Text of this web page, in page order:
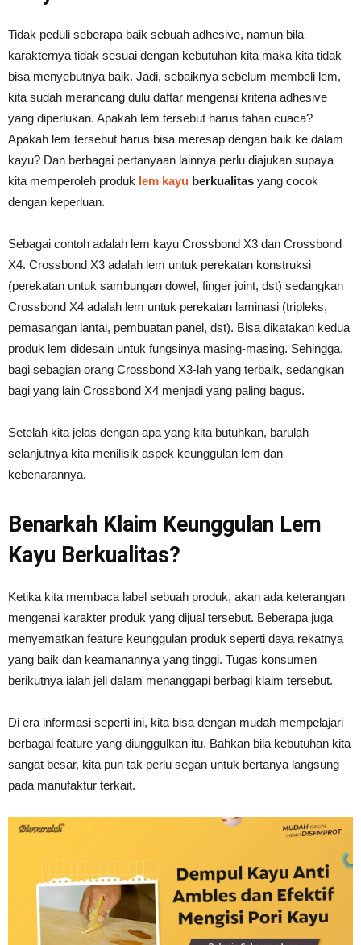
Tidak peduli seberapa baik sebuah adhesive, namun bila
karakternya tidak sesuai dengan kebutuhan kita maka kita tidak
bisa menyebutnya baik. Jadi, sebaiknya sebelum membeli lem,
kita sudah merancang dulu daftar mengenai kriteria adhesive
yang diperlukan. Apakah lem tersebut harus tahan cuaca?
Apakah lem tersebut harus bisa meresap dengan baik ke dalam
kayu? Dan berbagai pertanyaan lainnya perlu diajukan supaya
kita memperoleh produk lem kayu berkualitas yang cocok
dengan keperluan.
Sebagai contoh adalah lem kayu Crossbond X3 dan Crossbond
X4. Crossbond X3 adalah lem untuk perekatan konstruksi
(perekatan untuk sambungan dowel, finger joint, dst) sedangkan
Crossbond X4 adalah lem untuk perekatan laminasi (tripleks,
pemasangan lantai, pembuatan panel, dst). Bisa dikatakan kedua
produk lem didesain untuk fungsinya masing-masing. Sehingga,
bagi sebagian orang Crossbond X3-lah yang terbaik, sedangkan
bagi yang lain Crossbond X4 menjadi yang paling bagus.
Setelah kita jelas dengan apa yang kita butuhkan, barulah
selanjutnya kita menilisik aspek keunggulan lem dan
kebenarannya.
Benarkah Klaim Keunggulan Lem
Kayu Berkualitas?
Ketika kita membaca label sebuah produk, akan ada keterangan
mengenai karakter produk yang dijual tersebut. Beberapa juga
menyematkan feature keunggulan produk seperti daya rekatnya
yang baik dan keamanannya yang tinggi. Tugas konsumen
berikutnya ialah jeli dalam menanggapi berbagi klaim tersebut.
Di era informasi seperti ini, kita bisa dengan mudah mempelajari
berbagai feature yang diunggulkan itu. Bahkan bila kebutuhan kita
sangat besar, kita pun tak perlu segan untuk bertanya langsung
pada manufaktur terkait.